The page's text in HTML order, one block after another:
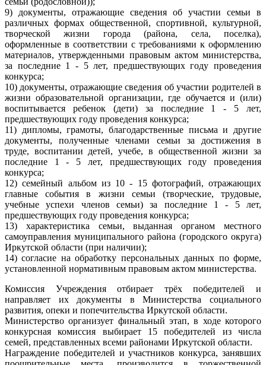
9) документы, отражающие сведения об участии семьи в
различных формах общественной, спортивной, культурной,
творческой жизни города (района, села, поселка),
оформленные в соответствии с требованиями к оформлению
материалов, утвержденными правовым актом министерства,
за последние 1 - 5 лет, предшествующих году проведения
конкурса;
10) документы, отражающие сведения об участии родителей в
жизни образовательной организации, где обучается и (или)
воспитывается ребенок (дети) за последние 1 - 5 лет,
предшествующих году проведения конкурса;
11) дипломы, грамоты, благодарственные письма и другие
документы, полученные членами семьи за достижения в
труде, воспитании детей, учебе, в общественной жизни за
последние 1 - 5 лет, предшествующих году проведения
конкурса;
12) семейный альбом из 10 - 15 фотографий, отражающих
главные события в жизни семьи (творческие, трудовые,
учебные успехи членов семьи) за последние 1 - 5 лет,
предшествующих году проведения конкурса;
13) характеристика семьи, выданная органом местного
самоуправления муниципального района (городского округа)
Иркутской области (при наличии);
14) согласие на обработку персональных данных по форме,
установленной нормативным правовым актом министерства.
Комиссия Учреждения отбирает трёх победителей и
направляет их документы в Министерства социального
развития, опеки и попечительства Иркутской области.
Министерство организует финальный этап, в ходе которого
конкурсная комиссия выбирает 15 победителей из числа
семей, представленных всеми районами Иркутской области.
Награждение победителей и участников конкурса, занявших